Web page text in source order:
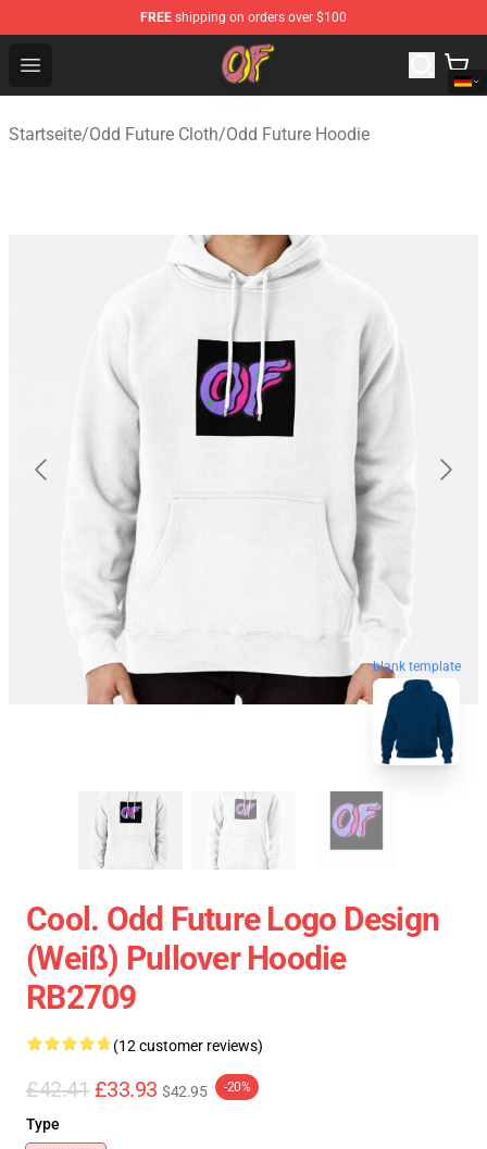
FREE shipping on orders over $100
Open menu
Odd Future Shop - Official Odd Future Merchandise Store
Startseite/Odd Future Cloth/Odd Future Hoodie
blank template
Cool. Odd Future Logo Design
(weiß) Pullover Hoodie
RB2709
(12 customer reviews)
£42.41 £33.93 $42.95 -20%
Type